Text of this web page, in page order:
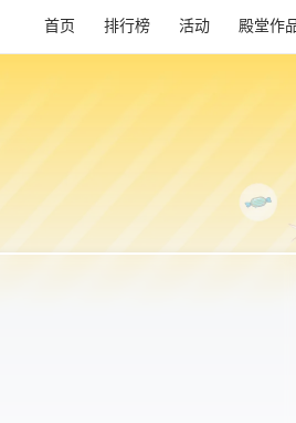
首页 排行榜 活动 殿堂作